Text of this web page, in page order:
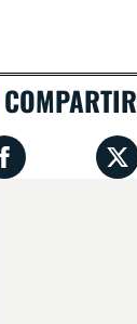
COMPARTIR